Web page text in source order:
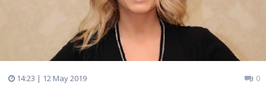
14:23 | 12 May 2019 0